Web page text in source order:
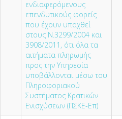
ενδιαφερόμενους
επενδυτικούς φορείς
που έχουν υπαχθεί
στους Ν.3299/2004 και
3908/2011, ότι όλα τα
αιτήματα πληρωμής
προς την Υπηρεσία
υποβάλλονται μέσω του
Πληροφοριακού
Συστήματος Κρατικών
Ενισχύσεων (ΠΣΚΕ-Επ)